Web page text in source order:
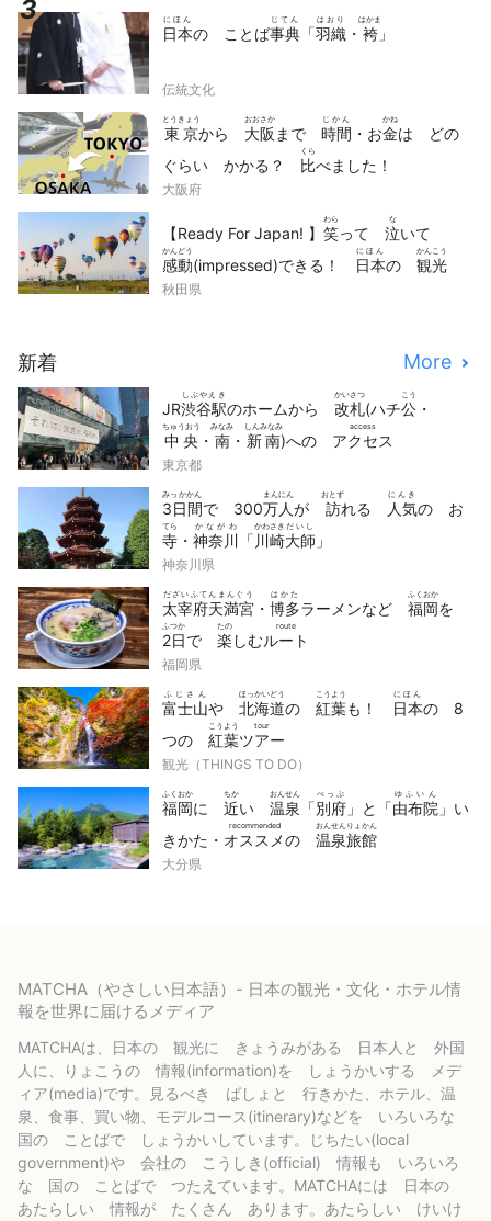
日本
にほん
の ことば事典
じてん
「羽織
はおり
・ 袴
はかま
」
伝統文化
東京
とうきょう
から 大阪
おおさか
まで 時間
じかん
・お金
かね
は どの
ぐらい かかる？ 比
くら
べました！
大阪府
【Ready For Japan! 】 笑
わら
って 泣
な
いて
感動
かんどう
(impressed)できる！ 日本
にほん
の 観光
かんこう
動画
どうが
10
秋田県
新着 More
JR渋谷駅
しぶやえき
のホームから 改札
かいさつ
(ハチ公
こう
・
中央
ちゅうおう
・ 南
みなみ
・ 新南
しんみなみ
)への アクセス
access
東京都
3日間
みっかかん
で 300万人
まんにん
が 訪
おとず
れる 人気
にんき
の お
寺
てら
・ 神奈川
かながわ
「 川崎
かわさき
大師
だいし
」
神奈川県
太宰府天満宮
だざいふてんまんぐう
・ 博多
はかた
ラーメンなど 福岡
ふくおか
を
2日
ふつか
で 楽
たの
しむルート
route
福岡県
富士山
ふじさん
や 北海道
ほっかいどう
の 紅葉
こうよう
も！ 日本
にほん
の 8
つの 紅葉
こうよう
ツアー
tour
観光（THINGS TO DO）
福岡
ふくおか
に 近
ちか
い 温泉
おんせん
「別府
べっぷ
」と「由布院
ゆふいん
」い
きかた・ オススメ
recommended
の 温泉旅館
おんせんりょかん
大分県
MATCHA（やさしい日本語）- 日本の観光・文化・ホテル情
報を世界に届けるメディア
MATCHAは、日本の 観光に きょうみがある 日本人と 外国
人に、りょこうの 情報(information)を しょうかいする メデ
ィア(media)です。見るべき ばしょと 行きかた、ホテル、温
泉、食事、買い物、モデルコース(itinerary)などを いろいろな
国の ことばで しょうかいしています。じちたい(local
government)や 会社の こうしき(official) 情報も いろいろ
な 国の ことばで つたえています。MATCHAには 日本の
あたらしい 情報が たくさん あります。あたらしい けいけ